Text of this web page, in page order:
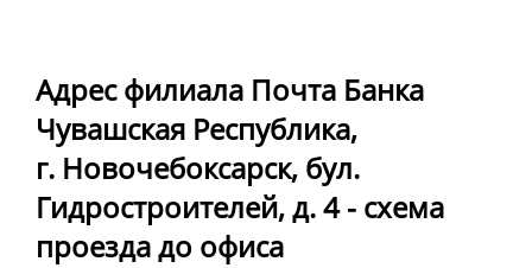
Адрес филиала Почта Банка
Чувашская Республика,
г. Новочебоксарск, бул.
Гидростроителей, д. 4 - схема
проезда до офиса